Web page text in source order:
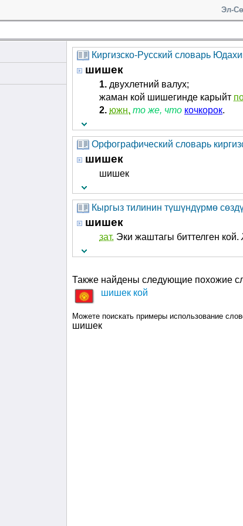
Эл-
Киргизско-Русский словарь
шишек
1. двухлетний валух;
жаман кой шишегинде карыйт
2. южн. то же, что кочкорок.
Орфографический словарь
шишек
шишек
Кыргыз тилинин түшүндүрмө
шишек
зат. Эки жаштагы биттелген кой.
Также найдены следующие похожие
шишек кой
Можете поискать примеры использование
шишек